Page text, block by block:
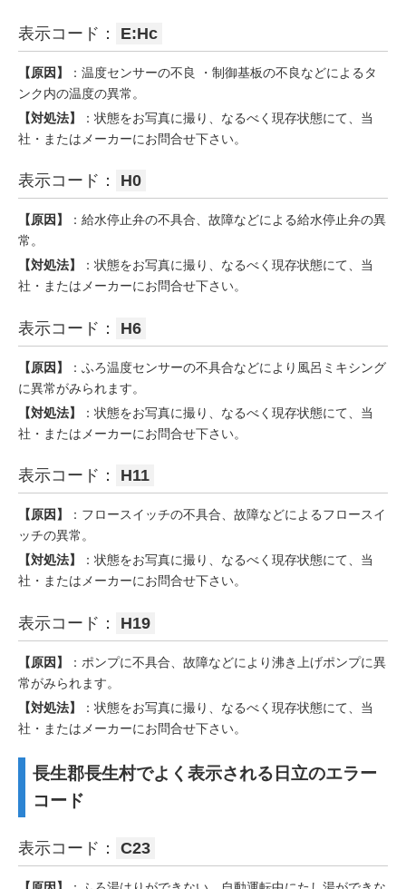
表示コード： E:Hc
【原因】
：温度センサーの不良 ・制御基板の不良などによるタ
ンク内の温度の異常。
【対処法】
：状態をお写真に撮り、なるべく現存状態にて、当
社・またはメーカーにお問合せ下さい。
表示コード： H0
【原因】
：給水停止弁の不具合、故障などによる給水停止弁の異
常。
【対処法】
：状態をお写真に撮り、なるべく現存状態にて、当
社・またはメーカーにお問合せ下さい。
表示コード： H6
【原因】
：ふろ温度センサーの不具合などにより風呂ミキシング
に異常がみられます。
【対処法】
：状態をお写真に撮り、なるべく現存状態にて、当
社・またはメーカーにお問合せ下さい。
表示コード： H11
【原因】
：フロースイッチの不具合、故障などによるフロースイ
ッチの異常。
【対処法】
：状態をお写真に撮り、なるべく現存状態にて、当
社・またはメーカーにお問合せ下さい。
表示コード： H19
【原因】
：ポンプに不具合、故障などにより沸き上げポンプに異
常がみられます。
【対処法】
：状態をお写真に撮り、なるべく現存状態にて、当
社・またはメーカーにお問合せ下さい。
長生郡長生村でよく表示される日立のエラー
コード
表示コード： C23